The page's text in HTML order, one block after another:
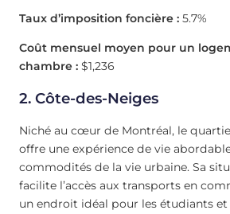
Taux d’imposition foncière : 5.7%
Coût mensuel moyen pour un
chambre : $1,236
2. Côte-des-Neiges
Niché au cœur de Montréal, le
offre une expérience de vie
commodités de la vie urbaine. Sa
facilite l’accès aux transports en
un endroit idéal pour les étudiants et